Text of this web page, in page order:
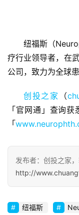
资
报
商
业
察
初
业
纽福斯（
疗行业领导者，在
公司，致力为全球
创投之家 （
「官网通」查询
「
发布者：创投之家
http://
纽福斯